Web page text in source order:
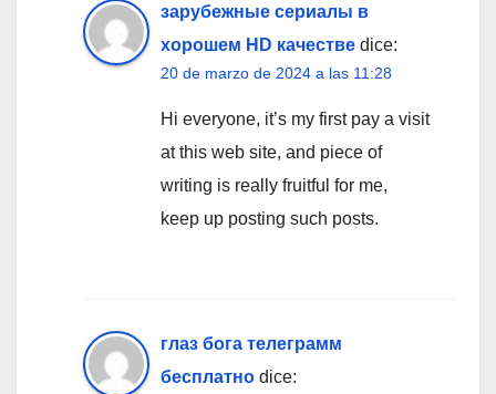
зарубежные сериалы в
хорошем HD качестве dice:
20 de marzo de 2024 a las 11:28
Hi everyone, it’s my first pay a visit
at this web site, and piece of
writing is really fruitful for me,
keep up posting such posts.
глаз бога телеграмм
бесплатно dice: